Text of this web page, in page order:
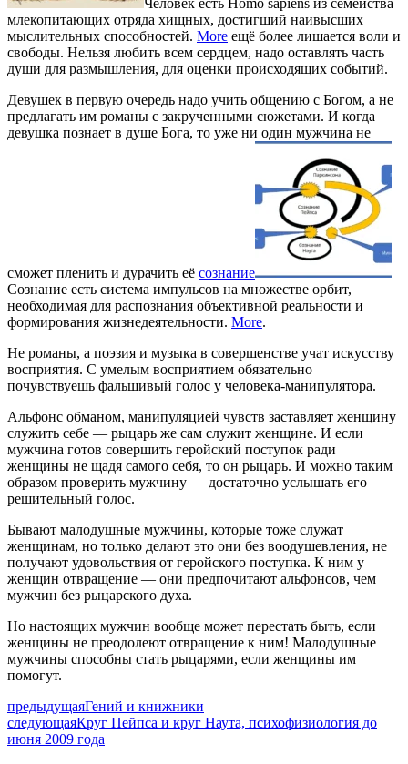
млекопитающих отряда хищных, достигший наивысших
мыслительных способностей. More ещё более лишается воли и
свободы. Нельзя любить всем сердцем, надо оставлять часть
души для размышления, для оценки происходящих событий.
Девушек в первую очередь надо учить общению с Богом, а не
предлагать им романы с закрученными сюжетами. И когда
девушка познает в душе Бога, то уже ни один мужчина не
сможет пленить и дурачить её сознание
Сознание есть система импульсов на множестве орбит,
необходимая для распознания объективной реальности и
формирования жизнедеятельности. More.
Не романы, а поэзия и музыка в совершенстве учат искусству
восприятия. С умелым восприятием обязательно
почувствуешь фальшивый голос у человека-манипулятора.
Альфонс обманом, манипуляцией чувств заставляет женщину
служить себе — рыцарь же сам служит женщине. И если
мужчина готов совершить геройский поступок ради
женщины не щадя самого себя, то он рыцарь. И можно таким
образом проверить мужчину — достаточно услышать его
решительный голос.
Бывают малодушные мужчины, которые тоже служат
женщинам, но только делают это они без воодушевления, не
получают удовольствия от геройского поступка. К ним у
женщин отвращение — они предпочитают альфонсов, чем
мужчин без рыцарского духа.
Но настоящих мужчин вообще может перестать быть, если
женщины не преодолеют отвращение к ним! Малодушные
мужчины способны стать рыцарями, если женщины им
помогут.
предыдущаяГений и книжники
следующаяКруг Пейпса и круг Наута, психофизиология до
июня 2009 года